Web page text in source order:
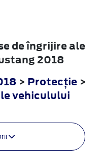
de îngrijire ale
2018
> Protecţie >
vehiculului